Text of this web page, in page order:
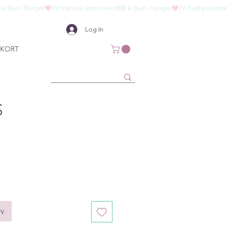
Log In